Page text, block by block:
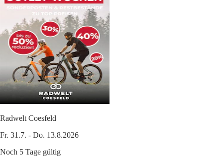
Radwelt Coesfeld
Fr. 31.7. - Do. 13.8.2026
Noch 5 Tage gültig